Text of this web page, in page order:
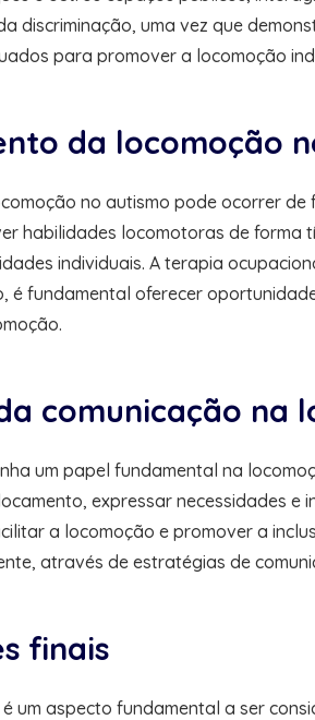
discriminação, uma vez que
para promover a locomoção
da locomoção
no autismo pode ocorrer
habilidades locomotoras de forma
individuais. A terapia
é fundamental oferecer
comunicação na
um papel fundamental na
expressar necessidades
a locomoção e promover a
através de estratégias de
finais
um aspecto fundamental a ser